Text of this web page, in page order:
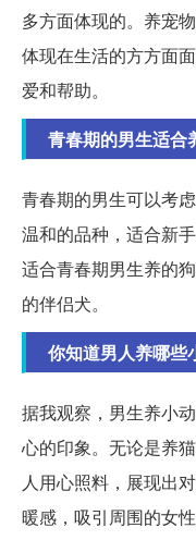
多方面体现的。养宠
体现在生活的方方面
爱和帮助。
青春期的男生适合
青春期的男生可以考
温和的品种，适合新
适合青春期男生养的
的伴侣犬。
你知道男人养哪些
据我观察，男生养小
心的印象。无论是养
人用心照料，展现出
暖感，吸引周围的女性